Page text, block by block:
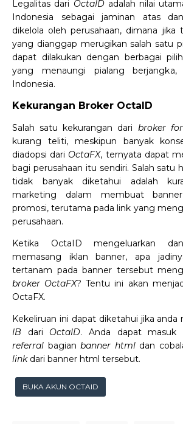
Legalitas dari OctaIDadalah nilai
Indonesia sebagai jaminan atas
dikelola oleh perusahaan, dimana jika
yang dianggap merugikan salah satu
dapat dilakukan dengan berbagai
yang menaungi pialang
Indonesia.
Kekurangan Broker OctaID
Salah satu kekurangan dari broker
kurang teliti, meskipun banyak
diadopsi dari OctaFX, ternyata dapat
bagi perusahaan itu sendiri. Salah satu
tidak banyak diketahui adalah
marketing dalam membuat
promosi, terutama pada link yang
perusahaan.
Ketika OctaID mengeluarkan
memasang iklan banner, apa
tertanam pada banner tersebut
broker OctaFX? Tentu ini akan
OctaFX.
Kekeliruan ini dapat diketahui jika anda
IB dari OctaID. Anda dapat masuk
referral bagianbanner htmldan
linkdari banner html tersebut.
BUKA AKUN OCTAID